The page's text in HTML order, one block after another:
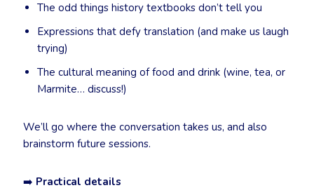
The odd things history textbooks don’t tell you
Expressions that defy translation (and make us laugh
trying)
The cultural meaning of food and drink (wine, tea, or
Marmite… discuss!)
We’ll go where the conversation takes us, and also
brainstorm future sessions.
➡️ Practical details